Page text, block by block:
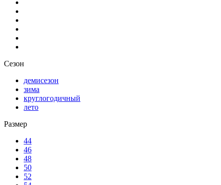
Сезон
демисезон
зима
круглогодичный
лето
Размер
44
46
48
50
52